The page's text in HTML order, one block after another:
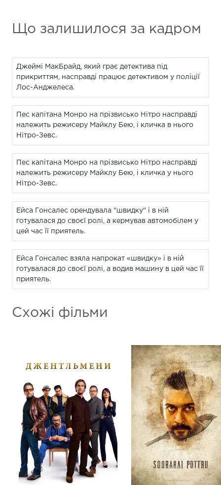
Що залишилося за кадром
Джеймі МакБрайд, який грає детектива під
прикриттям, насправді працює детективом у поліції
Лос-Анджелеса.
Пес капітана Монро на прізвисько Нітро насправді
належить режисеру Майклу Бею, і кличка в нього
Нітро-Зевс.
Пес капітана Монро на прізвисько Нітро насправді
належить режисеру Майклу Бею, і кличка у нього
Нітро-Зевс.
Ейса Гонсалес орендувала "швидку" і в ній
готувалася до своєї ролі, а кермував автомобілем у
цей час її приятель.
Ейса Гонсалес взяла напрокат «швидку» і в ній
готувалася до своєї ролі, а водив машину в цей час її
приятель.
Схожі фільми